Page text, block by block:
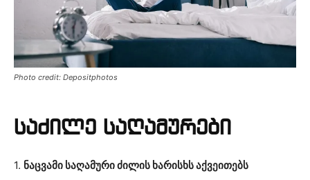
Photo credit: Depositphotos
საძილე საღამურები
1. ნაცვამი საღამური ძილის ხარისხს აქვეითებს